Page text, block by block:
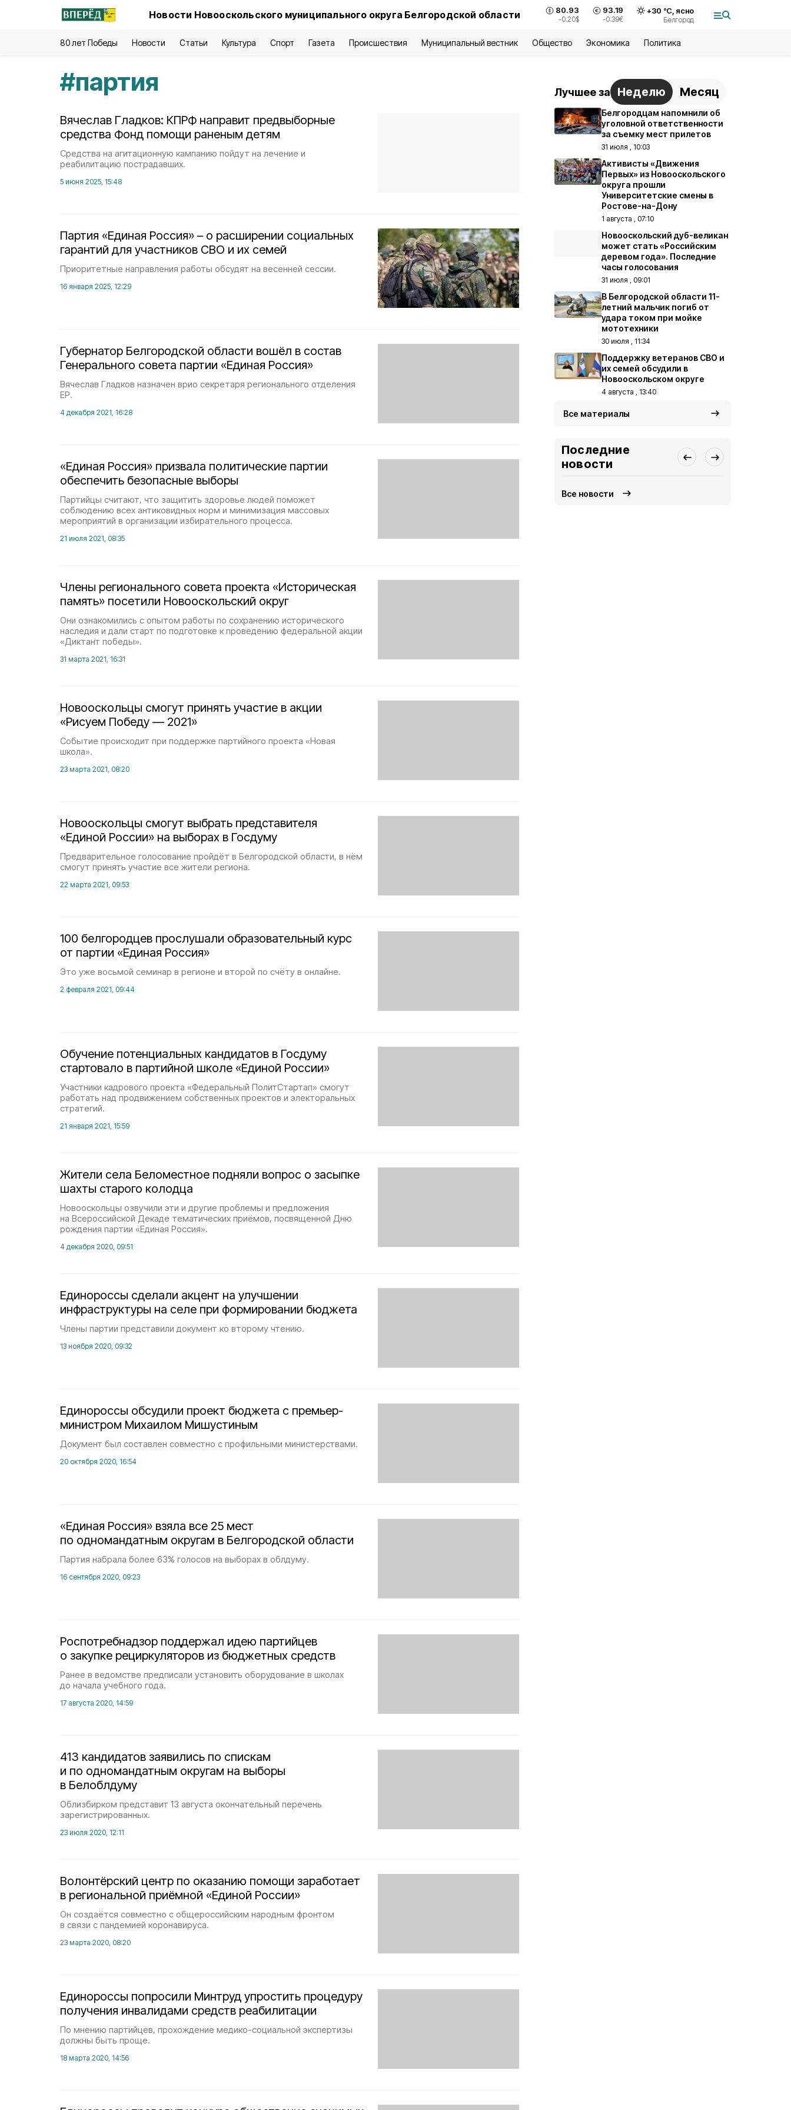
Новости Новооскольского муниципального округа Белгородской области 80.93
-0.20$
93.19
-0.39€
+30 °С, ясно
Белгород
80 лет Победы Новости Статьи Культура Спорт Газета Происшествия Муниципальный вестник Общество Экономика Политика
#партия
Вячеслав Гладков: КПРФ направит предвыборные
средства Фонд помощи раненым детям
Средства на агитационную кампанию пойдут на лечение и
реабилитацию пострадавших.
5 июня 2025, 15:48
Партия «Единая Россия» – о расширении социальных
гарантий для участников СВО и их семей
Приоритетные направления работы обсудят на весенней сессии.
16 января 2025, 12:29
Губернатор Белгородской области вошёл в состав
Генерального совета партии «Единая Россия»
Вячеслав Гладков назначен врио секретаря регионального отделения
ЕР.
4 декабря 2021, 16:28
«Единая Россия» призвала политические партии
обеспечить безопасные выборы
Партийцы считают, что защитить здоровье людей поможет
соблюдению всех антиковидных норм и минимизация массовых
мероприятий в организации избирательного процесса.
21 июля 2021, 08:35
Члены регионального совета проекта «Историческая
память» посетили Новооскольский округ
Они ознакомились с опытом работы по сохранению исторического
наследия и дали старт по подготовке к проведению федеральной акции
«Диктант победы».
31 марта 2021, 16:31
Новооскольцы смогут принять участие в акции
«Рисуем Победу — 2021»
Событие происходит при поддержке партийного проекта «Новая
школа».
23 марта 2021, 08:20
Новооскольцы смогут выбрать представителя
«Единой России» на выборах в Госдуму
Предварительное голосование пройдёт в Белгородской области, в нём
смогут принять участие все жители региона.
22 марта 2021, 09:53
100 белгородцев прослушали образовательный курс
от партии «Единая Россия»
Это уже восьмой семинар в регионе и второй по счëту в онлайне.
2 февраля 2021, 09:44
Обучение потенциальных кандидатов в Госдуму
стартовало в партийной школе «Единой России»
Участники кадрового проекта «Федеральный ПолитСтартап» смогут
работать над продвижением собственных проектов и электоральных
стратегий.
21 января 2021, 15:59
Жители села Беломестное подняли вопрос о засыпке
шахты старого колодца
Новооскольцы озвучили эти и другие проблемы и предложения
на Всероссийской Декаде тематических приёмов, посвященной Дню
рождения партии «Единая Россия».
4 декабря 2020, 09:51
Единороссы сделали акцент на улучшении
инфраструктуры на селе при формировании бюджета
Члены партии представили документ ко второму чтению.
13 ноября 2020, 09:32
Единороссы обсудили проект бюджета с премьер-
министром Михаилом Мишустиным
Документ был составлен совместно с профильными министерствами.
20 октября 2020, 16:54
«Единая Россия» взяла все 25 мест
по одномандатным округам в Белгородской области
Партия набрала более 63% голосов на выборах в облдуму.
16 сентября 2020, 09:23
Роспотребнадзор поддержал идею партийцев
о закупке рециркуляторов из бюджетных средств
Ранее в ведомстве предписали установить оборудование в школах
до начала учебного года.
17 августа 2020, 14:59
413 кандидатов заявились по спискам
и по одномандатным округам на выборы
в Белоблдуму
Облизбирком представит 13 августа окончательный перечень
зарегистрированных.
23 июля 2020, 12:11
Волонтёрский центр по оказанию помощи заработает
в региональной приёмной «Единой России»
Он создаётся совместно с общероссийским народным фронтом
в связи с пандемией коронавируса.
23 марта 2020, 08:20
Единороссы попросили Минтруд упростить процедуру
получения инвалидами средств реабилитации
По мнению партийцев, прохождение медико-социальной экспертизы
должны быть проще.
18 марта 2020, 14:56
Лучшее за Неделю Месяц
Белгородцам напомнили об
уголовной ответственности
за съемку мест прилетов
31 июля , 10:03
Активисты «Движения
Первых» из Новооскольского
округа прошли
Университетские смены в
Ростове-на-Дону
1 августа , 07:10
Новооскольский дуб-великан
может стать «Российским
деревом года». Последние
часы голосования
31 июля , 09:01
В Белгородской области 11-
летний мальчик погиб от
удара током при мойке
мототехники
30 июля , 11:34
Поддержку ветеранов СВО и
их семей обсудили в
Новооскольском округе
4 августа , 13:40
Все материалы
Последние
новости
Все новости